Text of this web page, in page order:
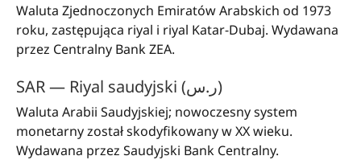
Waluta Zjednoczonych Emiratów Arabskich od 1973
roku, zastępująca riyal i riyal Katar-Dubaj. Wydawana
przez Centralny Bank ZEA.
SAR — Riyal saudyjski (ر.س)
Waluta Arabii Saudyjskiej; nowoczesny system
monetarny został skodyfikowany w XX wieku.
Wydawana przez Saudyjski Bank Centralny.